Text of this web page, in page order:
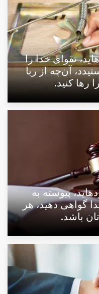
تقوای خدا را
آن‌چه از ربا
رها کنید.
پيوسته به
گواهى دهيد، هر
باشد.